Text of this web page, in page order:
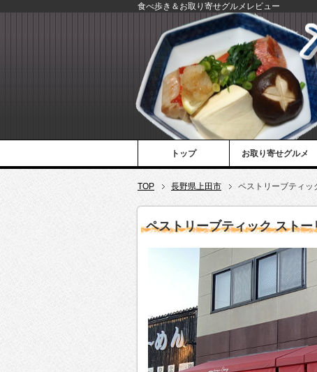
食べ歩き＆お取り寄せグルメレビュー
トップ お取り寄せグルメ
TOP 長野県上田市 ペストリーブティッ
ペストリーブティック スト